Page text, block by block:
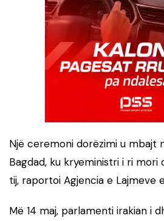
Një ceremoni dorëzimi u mbajt
Bagdad, ku kryeministri i ri mori
tij, raportoi Agjencia e Lajmeve
Më 14 maj, parlamenti irakian i